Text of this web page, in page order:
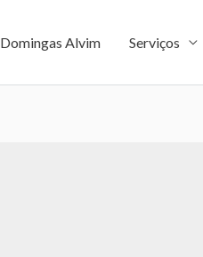
Domingas Alvim Serviços